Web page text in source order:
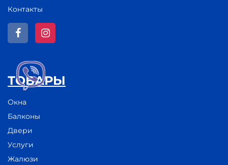
Контакты
ТОВАРЫ
Окна
Балконы
Двери
Услуги
Жалюзи